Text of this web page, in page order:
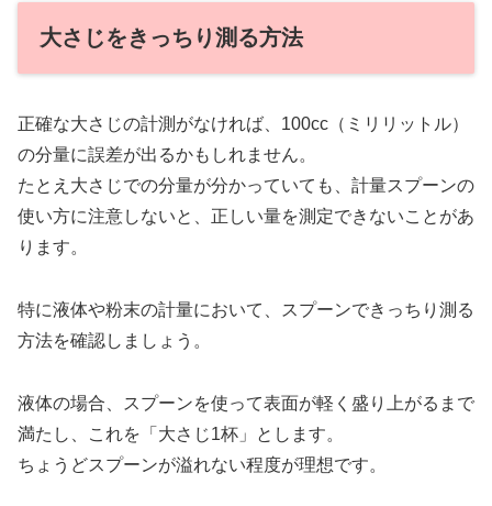
大さじをきっちり測る方法
正確な大さじの計測がなければ、100cc（ミリリットル）
の分量に誤差が出るかもしれません。
たとえ大さじでの分量が分かっていても、計量スプーンの
使い方に注意しないと、正しい量を測定できないことがあ
ります。
特に液体や粉末の計量において、スプーンできっちり測る
方法を確認しましょう。
液体の場合、スプーンを使って表面が軽く盛り上がるまで
満たし、これを「大さじ1杯」とします。
ちょうどスプーンが溢れない程度が理想です。